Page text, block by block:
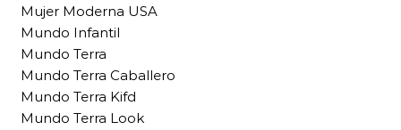
Mujer Moderna USA
Mundo Infantil
Mundo Terra
Mundo Terra Caballero
Mundo Terra Kifd
Mundo Terra Look